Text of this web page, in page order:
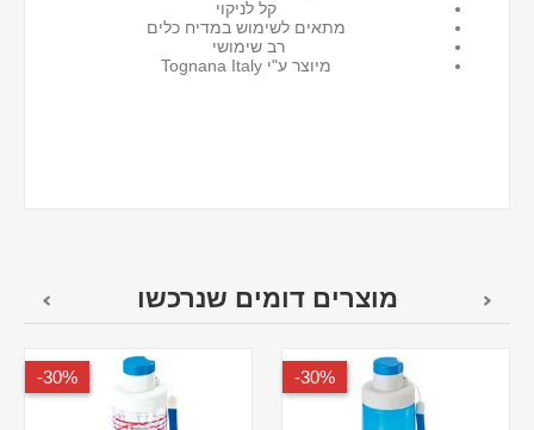
קל לניקוי
מתאים לשימוש במדיח כלים
רב שימושי
מיוצר ע"י Tognana Italy
מוצרים דומים שנרכשו
30%-
30%-